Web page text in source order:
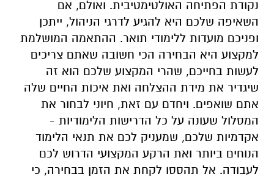
נקודת הפתיחה האולטימטיבית. ואולם, אם
השאיפה שלכם היא להגיע לדרגי הניהול, ייתכן
ופניכם מועדות ללימודי תואר. ההתאמה המושלמת
למקצוע היא הבחירה הכי חשובה שאתם צריכים
לעשות בחייכם, שהרי המקצוע שלכם הוא זה
שיגדיר את מידת ההצלחה ואת איכות החיים שלה
אתם שואפים. ויחדם עם זאת, חיוני לבחור את
המסלול שעונה על כל הדרישות הלימודיות -
אקדמיות שלכם, שמעניק לכם את תנאי הלימוד
הנוחים ביותר ואת הרקע המקצועי הדרוש לכם
לעבודה. אל תהססו לקחת את הזמן בבחירה, כי